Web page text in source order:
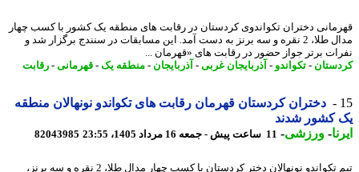
دختران تکواندوی کردستان در رقابت های منطقه یک کشور با کسب چهار
مدال طلا، 2 نقره و سه برنز به دست آمد. این مسابقات در سنندج برگزار شد و
برتر جواز حضور در رقابت های «قهرمان ...
-تکواندو-آذربایجان غربی- آذربایجان-منطقه یک-قهرمانی-رقابت
دختران کردستان قهرمان رقابت های تکواندو نونهالان منطقه
کشور شدند
-ورزشی-11 ساعت پیش - جمعه 16 مرداد 1405، 23:55 82043985
تیم تکواندو نونهالان دختر کردستان با کسب چهار مدال طلا، 2 نقره و سه برنز،